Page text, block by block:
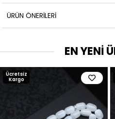
ÜRÜN ÖNERILERI
EN YENİ
Ücretsiz
Kargo